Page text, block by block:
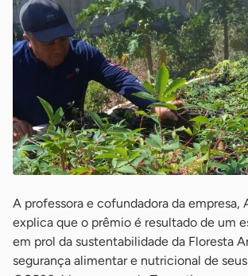
A professora e cofundadora da empresa,
explica que o prêmio é resultado de um
em prol da sustentabilidade da Floresta
segurança alimentar e nutricional de